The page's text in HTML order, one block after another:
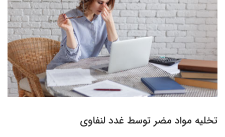
تخلیه مواد مضر توسط غدد لنفاوی